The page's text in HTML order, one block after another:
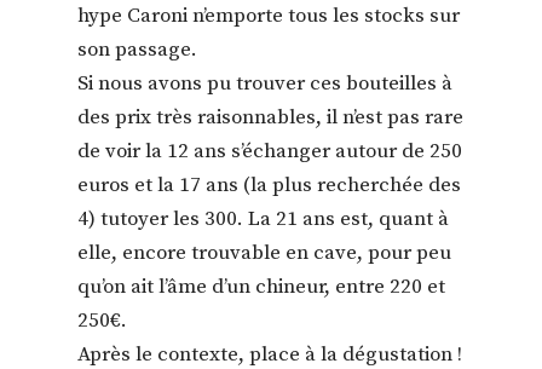
hype Caroni n’emporte tous les stocks sur
son passage.
Si nous avons pu trouver ces bouteilles à
des prix très raisonnables, il n’est pas rare
de voir la 12 ans s’échanger autour de 250
euros et la 17 ans (la plus recherchée des
4) tutoyer les 300. La 21 ans est, quant à
elle, encore trouvable en cave, pour peu
qu’on ait l’âme d’un chineur, entre 220 et
250€.
Après le contexte, place à la dégustation !